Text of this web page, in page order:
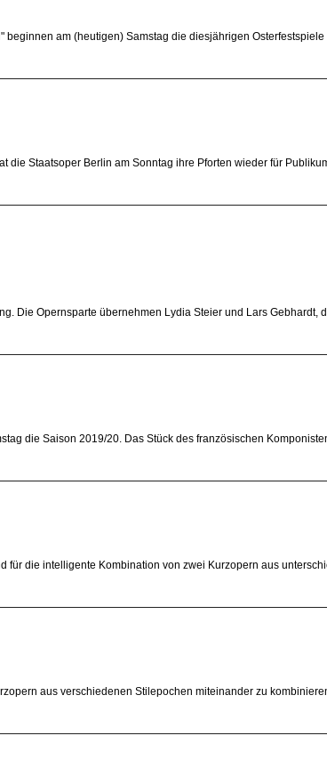
am (heutigen) Samstag die diesjährigen
Staatsoper Berlin am Sonntag ihre Pforten wieder für
Die Opernsparte übernehmen Lydia Steier und Lars
die Saison 2019/20. Das Stück des französischen
die intelligente Kombination von zwei Kurzopern aus
aus verschiedenen Stilepochen miteinander zu